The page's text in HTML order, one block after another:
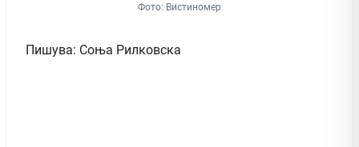
Фото: Вистиномер
Пишува: Соња Рилковска